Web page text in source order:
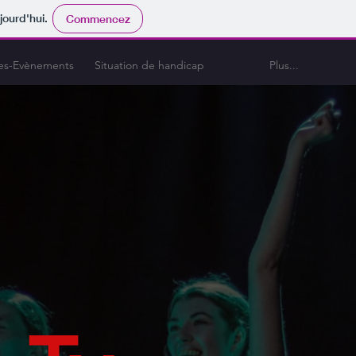
Commencez
Evènements Situation de handicap Plus...